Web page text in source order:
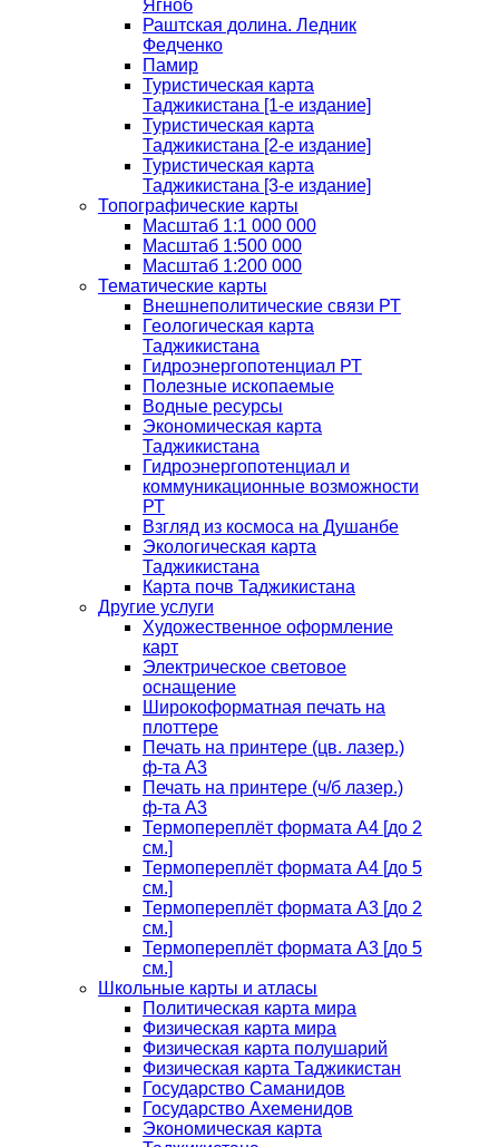
Ягноб
Раштская долина. Ледник
Федченко
Памир
Туристическая карта
Таджикистана [1-е издание]
Туристическая карта
Таджикистана [2-е издание]
Туристическая карта
Таджикистана [3-е издание]
Топографические карты
Масштаб 1:1 000 000
Масштаб 1:500 000
Масштаб 1:200 000
Тематические карты
Внешнеполитические связи РТ
Геологическая карта
Таджикистана
Гидроэнергопотенциал РТ
Полезные ископаемые
Водные ресурсы
Экономическая карта
Таджикистана
Гидроэнергопотенциал и
коммуникационные возможности
РТ
Взгляд из космоса на Душанбе
Экологическая карта
Таджикистана
Карта почв Таджикистана
Другие услуги
Художественное оформление
карт
Электрическое световое
оснащение
Широкоформатная печать на
плоттере
Печать на принтере (цв. лазер.)
ф-та А3
Печать на принтере (ч/б лазер.)
ф-та А3
Термопереплёт формата А4 [до 2
см.]
Термопереплёт формата А4 [до 5
см.]
Термопереплёт формата А3 [до 2
см.]
Термопереплёт формата А3 [до 5
см.]
Школьные карты и атласы
Политическая карта мира
Физическая карта мира
Физическая карта полушарий
Физическая карта Таджикистан
Государство Саманидов
Государство Ахеменидов
Экономическая карта